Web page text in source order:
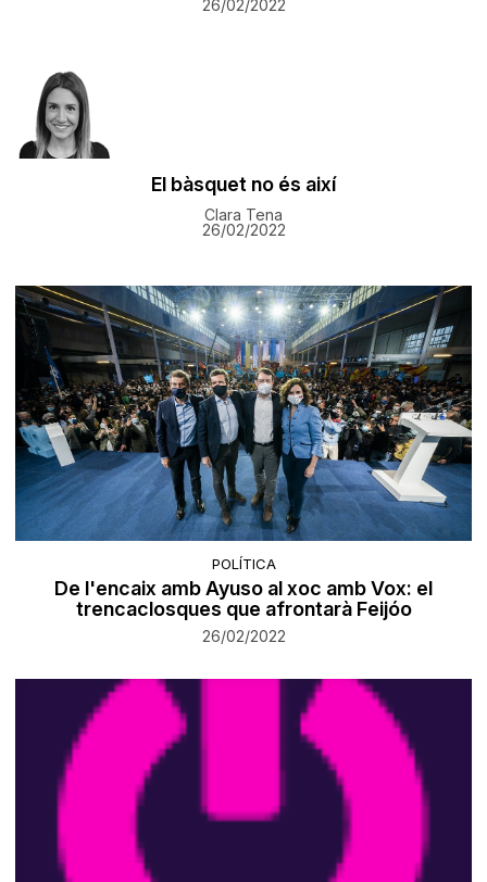
26/02/2022
El bàsquet no és així
Clara Tena
26/02/2022
POLÍTICA
De l'encaix amb Ayuso al xoc amb Vox: el
trencaclosques que afrontarà Feijóo
26/02/2022